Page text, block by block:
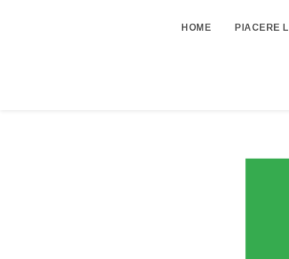
HOME PIACERE